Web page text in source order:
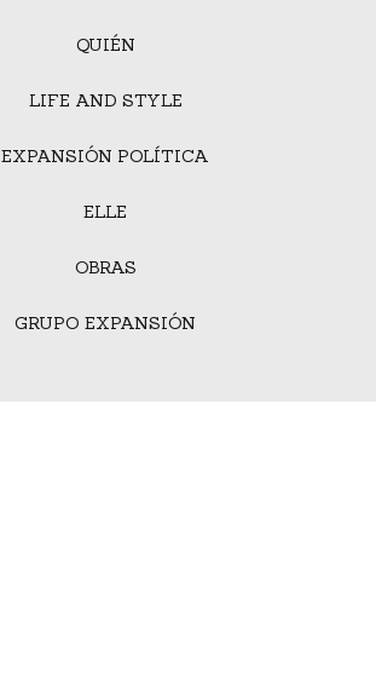
QUIÉN
LIFE AND STYLE
EXPANSIÓN POLÍTICA
ELLE
OBRAS
GRUPO EXPANSIÓN